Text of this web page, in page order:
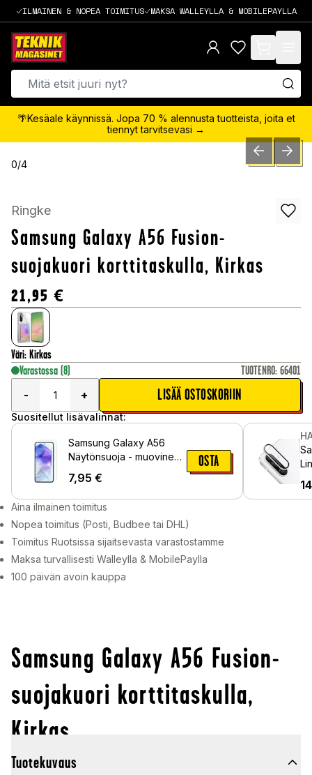
ILMAINEN & NOPEA TOIMITUS MAKSA WALLEYLLA & MOBILEPAYLLA
items in cart,
🌴Kesäale käynnissä. Jopa 70 % alennusta tuotteista, joita et
tiennyt tarvitsevasi →
0/4 PREVIOUSNEXT
Ringke
Samsung Galaxy A56 Fusion-
suojakuori korttitaskulla, Kirkas
21,95 €
Väri: Kirkas
Varastossa (8) TUOTENRO: 66401
-
+ LISÄÄ OSTOSKORIIN
Suositellut lisävalinnat:
Samsung Galaxy A56
Näytönsuoja - muovinen
7,95 €
OSTA
Aina ilmainen toimitus
Nopea toimitus (Posti, Budbee tai DHL)
Toimitus Ruotsissa sijaitsevasta varastostamme
Maksa turvallisesti Walleylla & MobilePaylla
100 päivän avoin kauppa
Samsung Galaxy A56 Fusion-
suojakuori korttitaskulla,
Kirkas
Tuotekuvaus